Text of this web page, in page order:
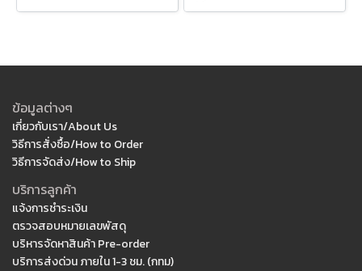
ข้อมูลต่างๆ
เกี่ยวกับเรา/About Us
วิธีการสั่งซื้อ/How to Order
วิธีการจัดส่ง/How to Ship
บริการลูกค้า
แจ้งการชำระเงิน
ตรวจสอบหมายเลขพัสดุ
บริหารจัดหาสินค้า Pre-order
บริการส่งด่วน ภายใน 1-3 ชม. (กทม)